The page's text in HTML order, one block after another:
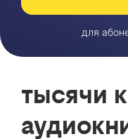
для
тысячи